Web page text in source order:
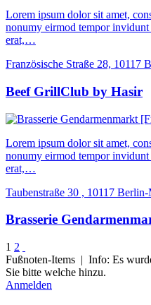
Lorem ipsum dolor sit amet,
nonumy eirmod tempor
erat,…
Französische Straße 28, 10117
Beef GrillClub by Hasir
Lorem ipsum dolor sit amet,
nonumy eirmod tempor
erat,…
Taubenstraße 30 , 10117
Brasserie
1 2
Fußnoten-Items | Info: Es
Sie bitte welche hinzu.
Anmelden